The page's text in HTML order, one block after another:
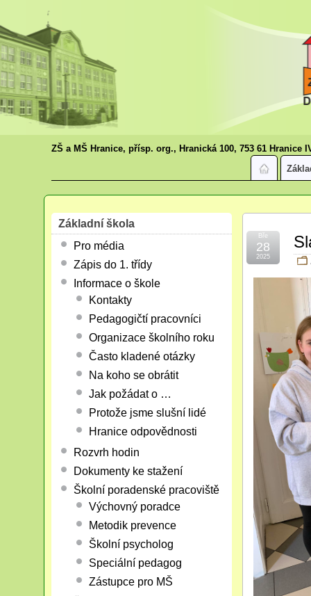
ZŠ a MŠ Hranice, přísp. org., Hranická 100, 753 61 Hranice
Bře
28
2025
Základní škola
Pro média
Zápis do 1. třídy
Informace o škole
Kontakty
Pedagogičtí pracovníci
Organizace školního roku
Často kladené otázky
Na koho se obrátit
Jak požádat o …
Protože jsme slušní lidé
Hranice odpovědnosti
Rozvrh hodin
Dokumenty ke stažení
Školní poradenské pracoviště
Výchovný poradce
Metodik prevence
Školní psycholog
Speciální pedagog
Zástupce pro MŠ